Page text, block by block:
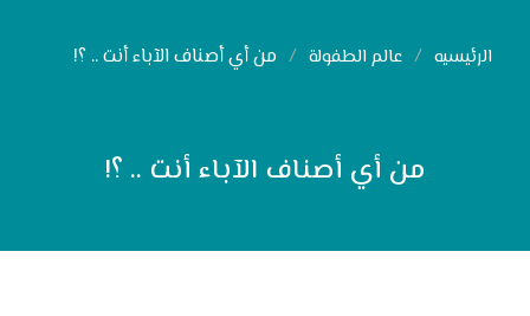
الرئيسيه عالم الطفولة من أي أصناف الآباء أنت .. ؟!
من أي أصناف الآباء أنت .. ؟!